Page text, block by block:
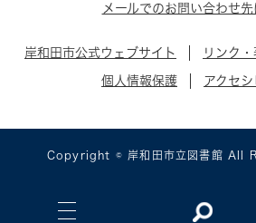
メールでのお問い合わせ先
岸和田市公式ウェブサイト リンク
個人情報保護 アクセシ
Copyright © 岸和田市立図書館 All